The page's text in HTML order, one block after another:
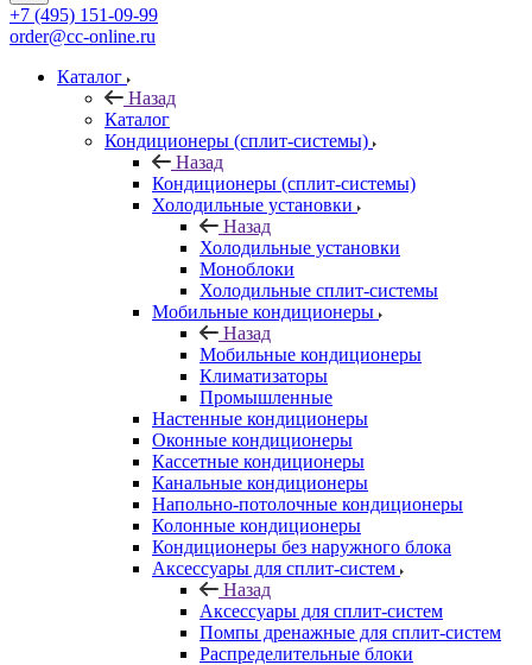
+7 (495) 151-09-99
order@cc-online.ru
Каталог
Назад
Каталог
Кондиционеры (сплит-системы)
Назад
Кондиционеры (сплит-системы)
Холодильные установки
Назад
Холодильные установки
Моноблоки
Холодильные сплит-системы
Мобильные кондиционеры
Назад
Мобильные кондиционеры
Климатизаторы
Промышленные
Настенные кондиционеры
Оконные кондиционеры
Кассетные кондиционеры
Канальные кондиционеры
Напольно-потолочные кондиционеры
Колонные кондиционеры
Кондиционеры без наружного блока
Аксессуары для сплит-систем
Назад
Аксессуары для сплит-систем
Помпы дренажные для сплит-систем
Распределительные блоки